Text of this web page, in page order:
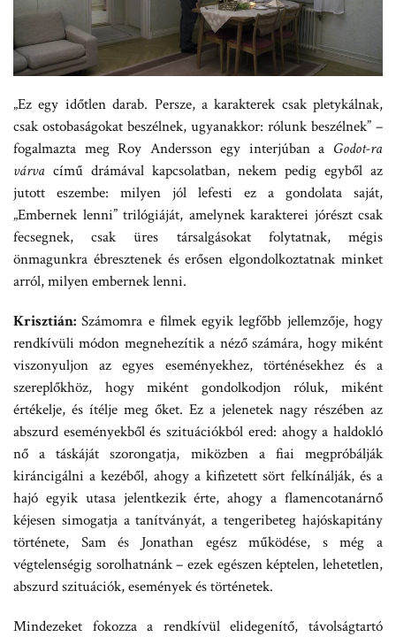
„Ez egy időtlen darab. Persze, a karakterek csak pletykálnak,
csak ostobaságokat beszélnek, ugyanakkor: rólunk beszélnek” –
fogalmazta meg Roy Andersson egy interjúban a Godot-ra
várva című drámával kapcsolatban, nekem pedig egyből az
jutott eszembe: milyen jól lefesti ez a gondolata saját,
„Embernek lenni” trilógiáját, amelynek karakterei jórészt csak
fecsegnek, csak üres társalgásokat folytatnak, mégis
önmagunkra ébresztenek és erősen elgondolkoztatnak minket
arról, milyen embernek lenni.
Krisztián: Számomra e filmek egyik legfőbb jellemzője, hogy
rendkívüli módon megnehezítik a néző számára, hogy miként
viszonyuljon az egyes eseményekhez, történésekhez és a
szereplőkhöz, hogy miként gondolkodjon róluk, miként
értékelje, és ítélje meg őket. Ez a jelenetek nagy részében az
abszurd eseményekből és szituációkból ered: ahogy a haldokló
nő a táskáját szorongatja, miközben a fiai megpróbálják
kiráncigálni a kezéből, ahogy a kifizetett sört felkínálják, és a
hajó egyik utasa jelentkezik érte, ahogy a flamencotanárnő
kéjesen simogatja a tanítványát, a tengeribeteg hajóskapitány
története, Sam és Jonathan egész működése, s még a
végtelenségig sorolhatnánk – ezek egészen képtelen, lehetetlen,
abszurd szituációk, események és történetek.
Mindezeket fokozza a rendkívül elidegenítő, távolságtartó